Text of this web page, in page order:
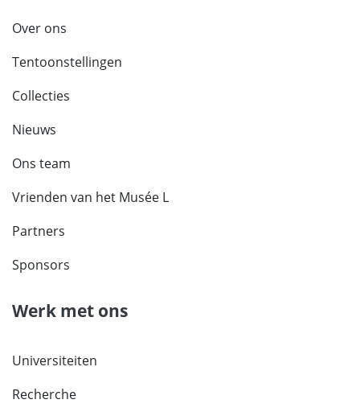
Over ons
Tentoonstellingen
Collecties
Nieuws
Ons team
Vrienden van het Musée L
Partners
Sponsors
Werk met ons
Universiteiten
Recherche